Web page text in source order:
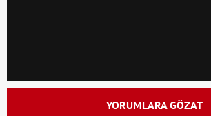
YORUMLARA GÖZAT